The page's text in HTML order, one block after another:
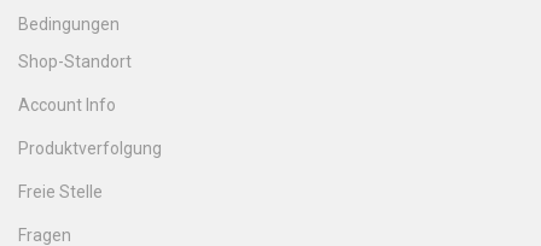
Bedingungen
Shop-Standort
Account Info
Produktverfolgung
Freie Stelle
Fragen